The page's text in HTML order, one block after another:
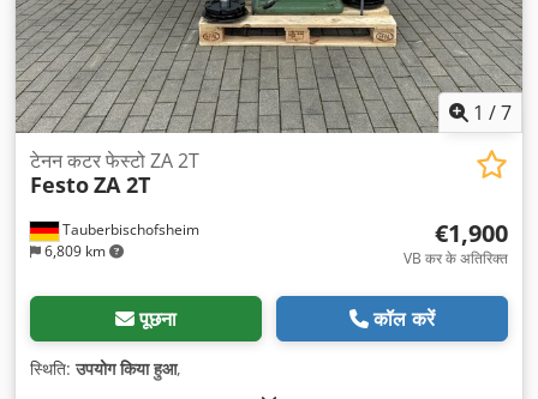
1 /7
Tauberbischofsheim
6,809 km
टेनन कटर फेस्टो ZA 2T
FestoZA 2T
€1,900
VB कर के अतिरिक्त
पूछना कॉल करें
स्थिति:उपयोग किया हुआ,